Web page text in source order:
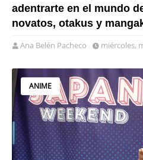
adentrarte en el mundo
novatos, otakus y
Ana Belén Pacheco miércoles,
ANIME